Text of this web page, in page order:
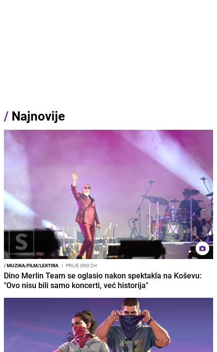
/ Najnovije
/MUZIKA/FILM/LEKTIRA I PRIJE OKO 2H
Dino Merlin Team se oglasio nakon spektakla na Koševu:
"Ovo nisu bili samo koncerti, već historija"